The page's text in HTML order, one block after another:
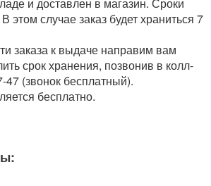
этом случае заказ будет храниться 7
заказа к выдаче направим вам
срок хранения, позвонив в колл-
47 (звонок бесплатный).
бесплатно.